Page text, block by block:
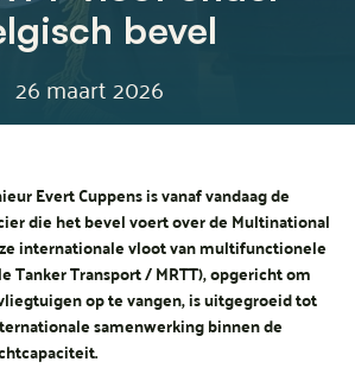
bevel
26 maart 2026
Evert Cuppens is vanaf vandaag de
die het bevel voert over de Multinational
internationale vloot van multifunctionele
Tanker Transport / MRTT), opgericht om
op te vangen, is uitgegroeid tot
samenwerking binnen de